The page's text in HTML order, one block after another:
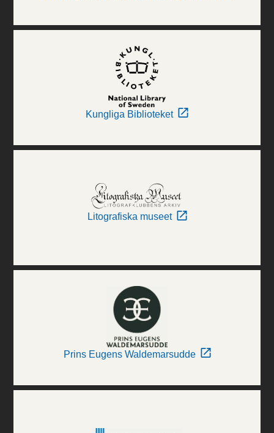
Kungliga Biblioteket
Litografiska museet
Prins Eugens Waldemarsudde